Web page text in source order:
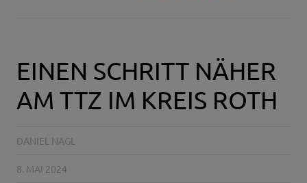
EINEN SCHRITT NÄHER
AM TTZ IM KREIS ROTH
DANIEL NAGL
8. MAI 2024